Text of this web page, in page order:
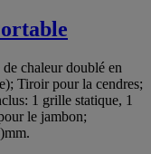
chaleur doublé en
Tiroir pour la cendres;
1 grille statique, 1
le jambon;